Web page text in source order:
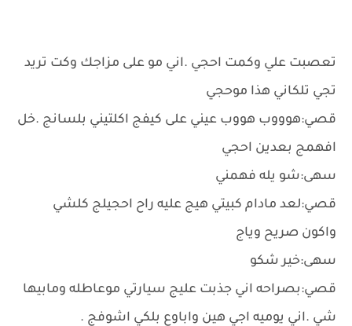
تعصبت علي وكمت احجي .اني مو على مزاجك وكت تريد
تجي تلكاني هذا موحجي
قصي:هوووب هووب عيني على كيفج اكلتيني بلسانج .خل
افهمج بعدين احجي
سهى:شو يله فهمني
قصي:لعد مادام كبيتي هيج عليه راح احجيلج كلشي
واكون صريح وياج
سهى:خير شكو
قصي:بصراحه اني جذبت عليج سيارتي موعاطله ومابيها
شي .اني يوميه اجي هين واباوع بلكي اشوفج .